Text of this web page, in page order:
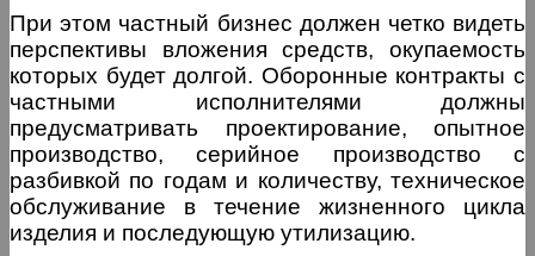
При этом частный бизнес должен четко видеть
перспективы вложения средств, окупаемость
которых будет долгой. Оборонные контракты с
частными исполнителями должны
предусматривать проектирование, опытное
производство, серийное производство с
разбивкой по годам и количеству, техническое
обслуживание в течение жизненного цикла
изделия и последующую утилизацию.